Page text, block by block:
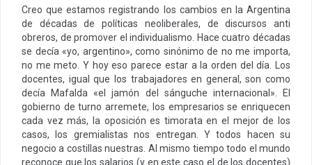
Creo que estamos registrando los cambios en la Argentina
de décadas de políticas neoliberales, de discursos anti
obreros, de promover el individualismo. Hace cuatro décadas
se decía «yo, argentino», como sinónimo de no me importa,
no me meto. Y hoy eso parece estar a la orden del día. Los
docentes, igual que los trabajadores en general, son como
decía Mafalda «el jamón del sánguche internacional». El
gobierno de turno arremete, los empresarios se enriquecen
cada vez más, la oposición es timorata en el mejor de los
casos, los gremialistas nos entregan. Y todos hacen su
negocio a costillas nuestras. Al mismo tiempo todo el mundo
reconoce que los salarios (y en este caso el de los docentes)